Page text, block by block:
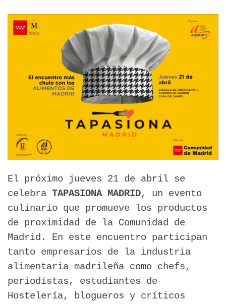
El próximo jueves 21 de abril se
celebra TAPASIONA MADRID, un evento
culinario que promueve los productos
de proximidad de la Comunidad de
Madrid. En este encuentro participan
tanto empresarios de la industria
alimentaria madrileña como chefs,
periodistas, estudiantes de
Hostelería, blogueros y críticos